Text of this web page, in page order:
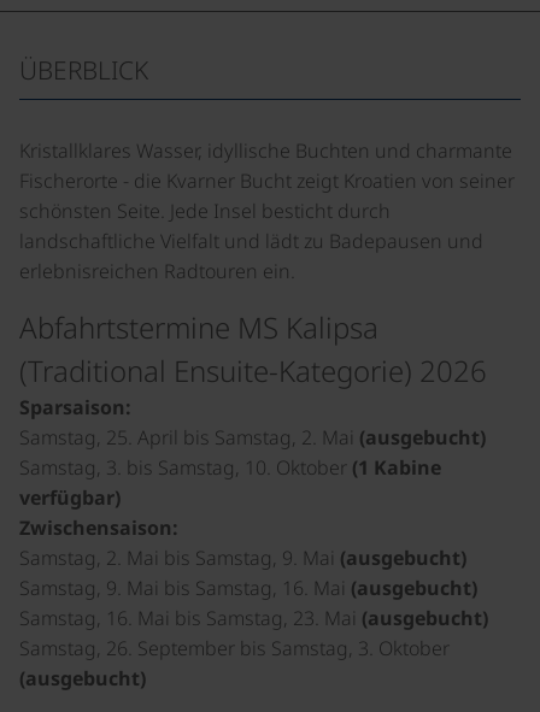
ÜBERBLICK
Kristallklares Wasser, idyllische Buchten und charmante
Fischerorte - die Kvarner Bucht zeigt Kroatien von seiner
schönsten Seite. Jede Insel besticht durch
landschaftliche Vielfalt und lädt zu Badepausen und
erlebnisreichen Radtouren ein.
Abfahrtstermine MS Kalipsa
(Traditional Ensuite-Kategorie) 2026
Sparsaison:
Samstag, 25. April bis Samstag, 2. Mai (ausgebucht)
Samstag, 3. bis Samstag, 10. Oktober (1 Kabine
verfügbar)
Zwischensaison:
Samstag, 2. Mai bis Samstag, 9. Mai (ausgebucht)
Samstag, 9. Mai bis Samstag, 16. Mai (ausgebucht)
Samstag, 16. Mai bis Samstag, 23. Mai (ausgebucht)
Samstag, 26. September bis Samstag, 3. Oktober
(ausgebucht)